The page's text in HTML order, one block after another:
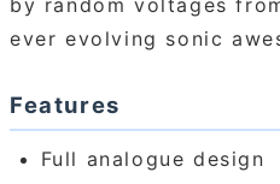
by random voltages
ever evolving sonic
Features
Full analogue design